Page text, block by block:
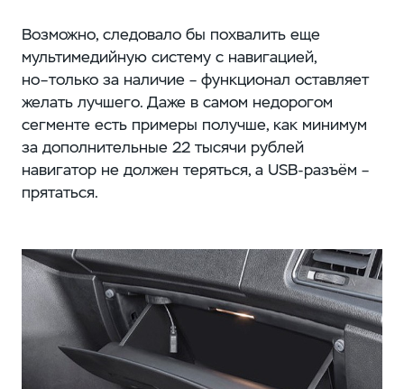
Возможно, следовало бы похвалить еще
мультимедийную систему с навигацией,
но–только за наличие – функционал оставляет
желать лучшего. Даже в самом недорогом
сегменте есть примеры получше, как минимум
за дополнительные 22 тысячи рублей
навигатор не должен теряться, а USB-разъём –
прятаться.